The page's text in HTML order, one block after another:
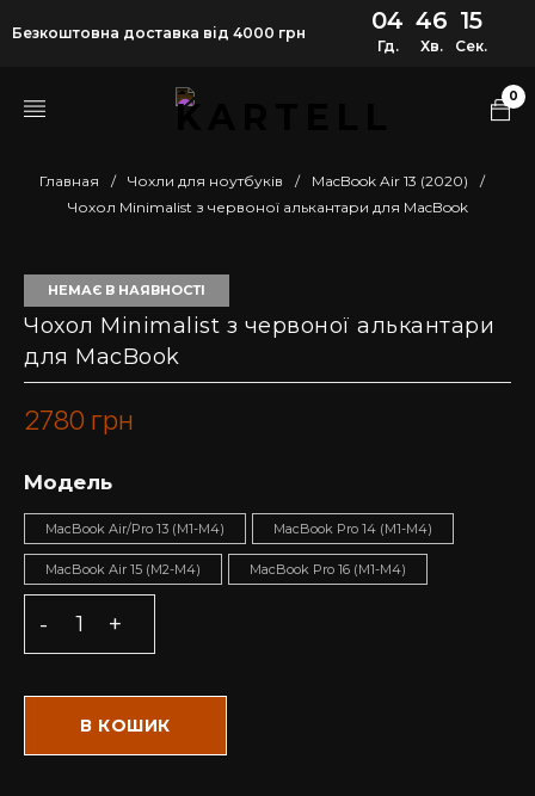
Безкоштовна доставка від 4000 грн 04
Гд.
46
Хв.
14
Сек.
0
Главная / Чохли для ноутбуків / MacBook Air 13 (2020)
/
Чохол Minimalist з червоної алькантари для MacBook
НЕМАЄ В НАЯВНОСТІ
Чохол Minimalist з червоної алькантари
для MacBook
2780 грн
Модель
MacBook Air/Pro 13 (M1-M4) MacBook Pro 14 (M1-M4)
MacBook Air 15 (M2-M4) MacBook Pro 16 (M1-M4)
В КОШИК